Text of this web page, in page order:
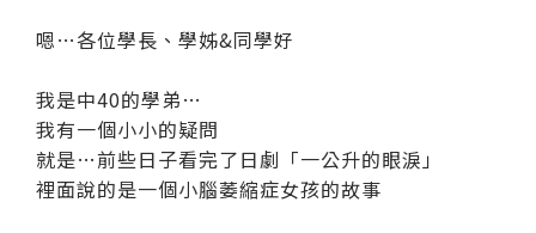
嗯…各位學長、學姊&同學好
我是中40的學弟…
我有一個小小的疑問
就是…前些日子看完了日劇「一公升的眼淚」
裡面說的是一個小腦萎縮症女孩的故事